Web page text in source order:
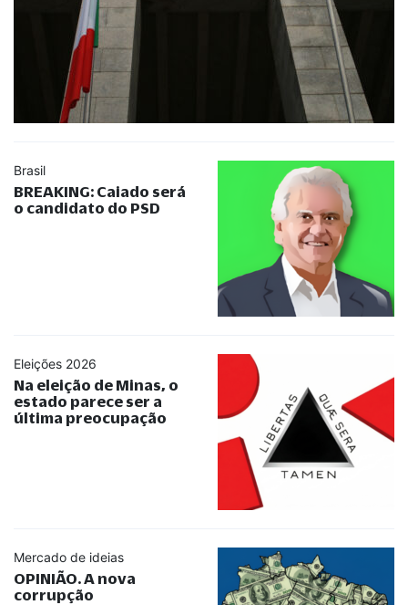
Brasil
BREAKING: Caiado será
o candidato do PSD
Eleições 2026
Na eleição de Minas, o
estado parece ser a
última preocupação
Mercado de ideias
OPINIÃO. A nova
corrupção